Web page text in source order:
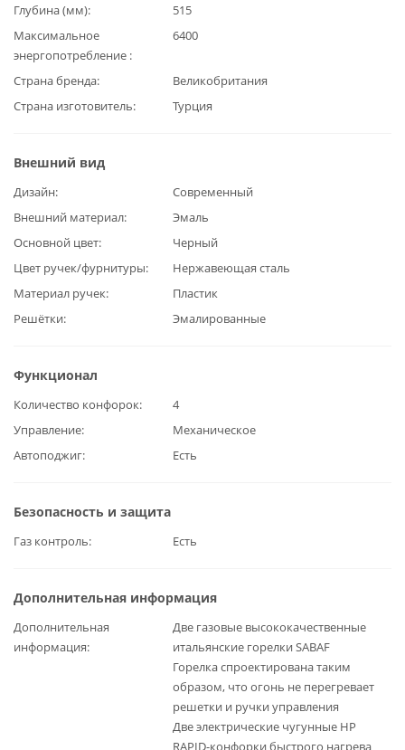
Глубина (мм)
515
Максимальное
энергопотребление
6400
Страна бренда
Великобритания
Страна изготовитель
Турция
Внешний вид
Дизайн
Современный
Внешний материал
Эмаль
Основной цвет
Черный
Цвет ручек/фурнитуры
Нержавеющая сталь
Материал ручек
Пластик
Решётки
Эмалированные
Функционал
Количество конфорок
4
Управление
Механическое
Автоподжиг
Есть
Безопасность и защита
Газ контроль Есть
Дополнительная информация
Дополнительная
информация
Две газовые высококачественные
итальянские горелки SABAF
Горелка спроектирована таким
образом, что огонь не перегревает
решетки и ручки управления
Две электрические чугунные HP
RAPID-конфорки быстрого нагрева